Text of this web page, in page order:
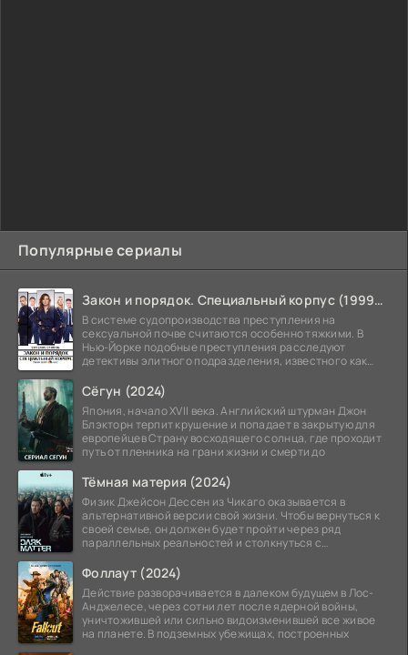
Популярные сериалы
Закон и порядок. Специальный корпус (1999-2026)
В системе судопроизводства преступления на
сексуальной почве считаются особенно тяжкими. В
Нью-Йорке подобные преступления расследуют
детективы элитного подразделения, известного как
Сёгун (2024)
Япония, начало XVII века. Английский штурман Джон
Блэкторн терпит крушение и попадает в закрытую для
европейцев Страну восходящего солнца, где проходит
путь от пленника на грани жизни и смерти до
Тёмная материя (2024)
Физик Джейсон Дессен из Чикаго оказывается в
альтернативной версии свой жизни. Чтобы вернуться к
своей семье, он должен будет пройти через ряд
параллельных реальностей и столкнуться с
Фоллаут (2024)
Действие разворачивается в далеком будущем в Лос-
Анджелесе, через сотни лет после ядерной войны,
уничтожившей или сильно видоизменившей все живое
на планете. В подземных убежищах, построенных